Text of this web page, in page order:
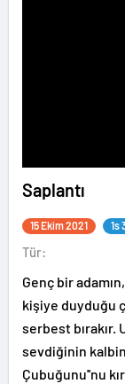
Saplantı
15 Ekim 2021 1s
Tür:
Genç bir
kişiye duyduğu
serbest bırakır.
sevdiğinin
Çubuğunu''nu